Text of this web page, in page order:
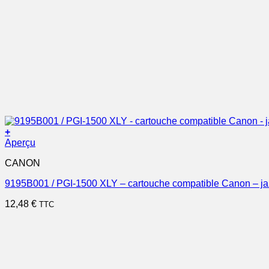
+
Aperçu
CANON
9195B001 / PGI-1500 XLY – cartouche compatible Canon –
12,48 € TTC